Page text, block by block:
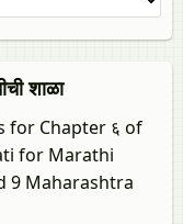
शाळा
for Chapter ६ of
for Marathi
9 Maharashtra